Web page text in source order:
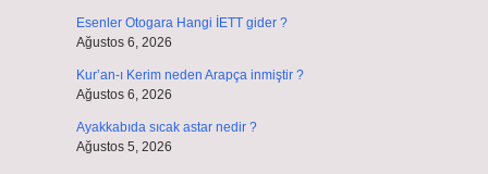
Esenler Otogara Hangi İETT gider ?
Ağustos 6, 2026
Kur’an-ı Kerim neden Arapça inmiştir ?
Ağustos 6, 2026
Ayakkabıda sıcak astar nedir ?
Ağustos 5, 2026